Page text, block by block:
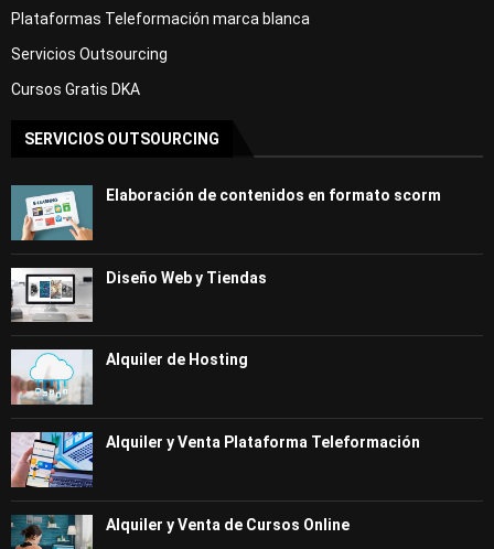
Plataformas Teleformación marca blanca
Servicios Outsourcing
Cursos Gratis DKA
SERVICIOS OUTSOURCING
Elaboración de contenidos en formato scorm
Diseño Web y Tiendas
Alquiler de Hosting
Alquiler y Venta Plataforma Teleformación
Alquiler y Venta de Cursos Online